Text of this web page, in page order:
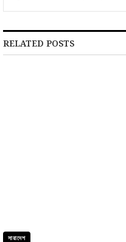
RELATED POSTS
সারাদেশ